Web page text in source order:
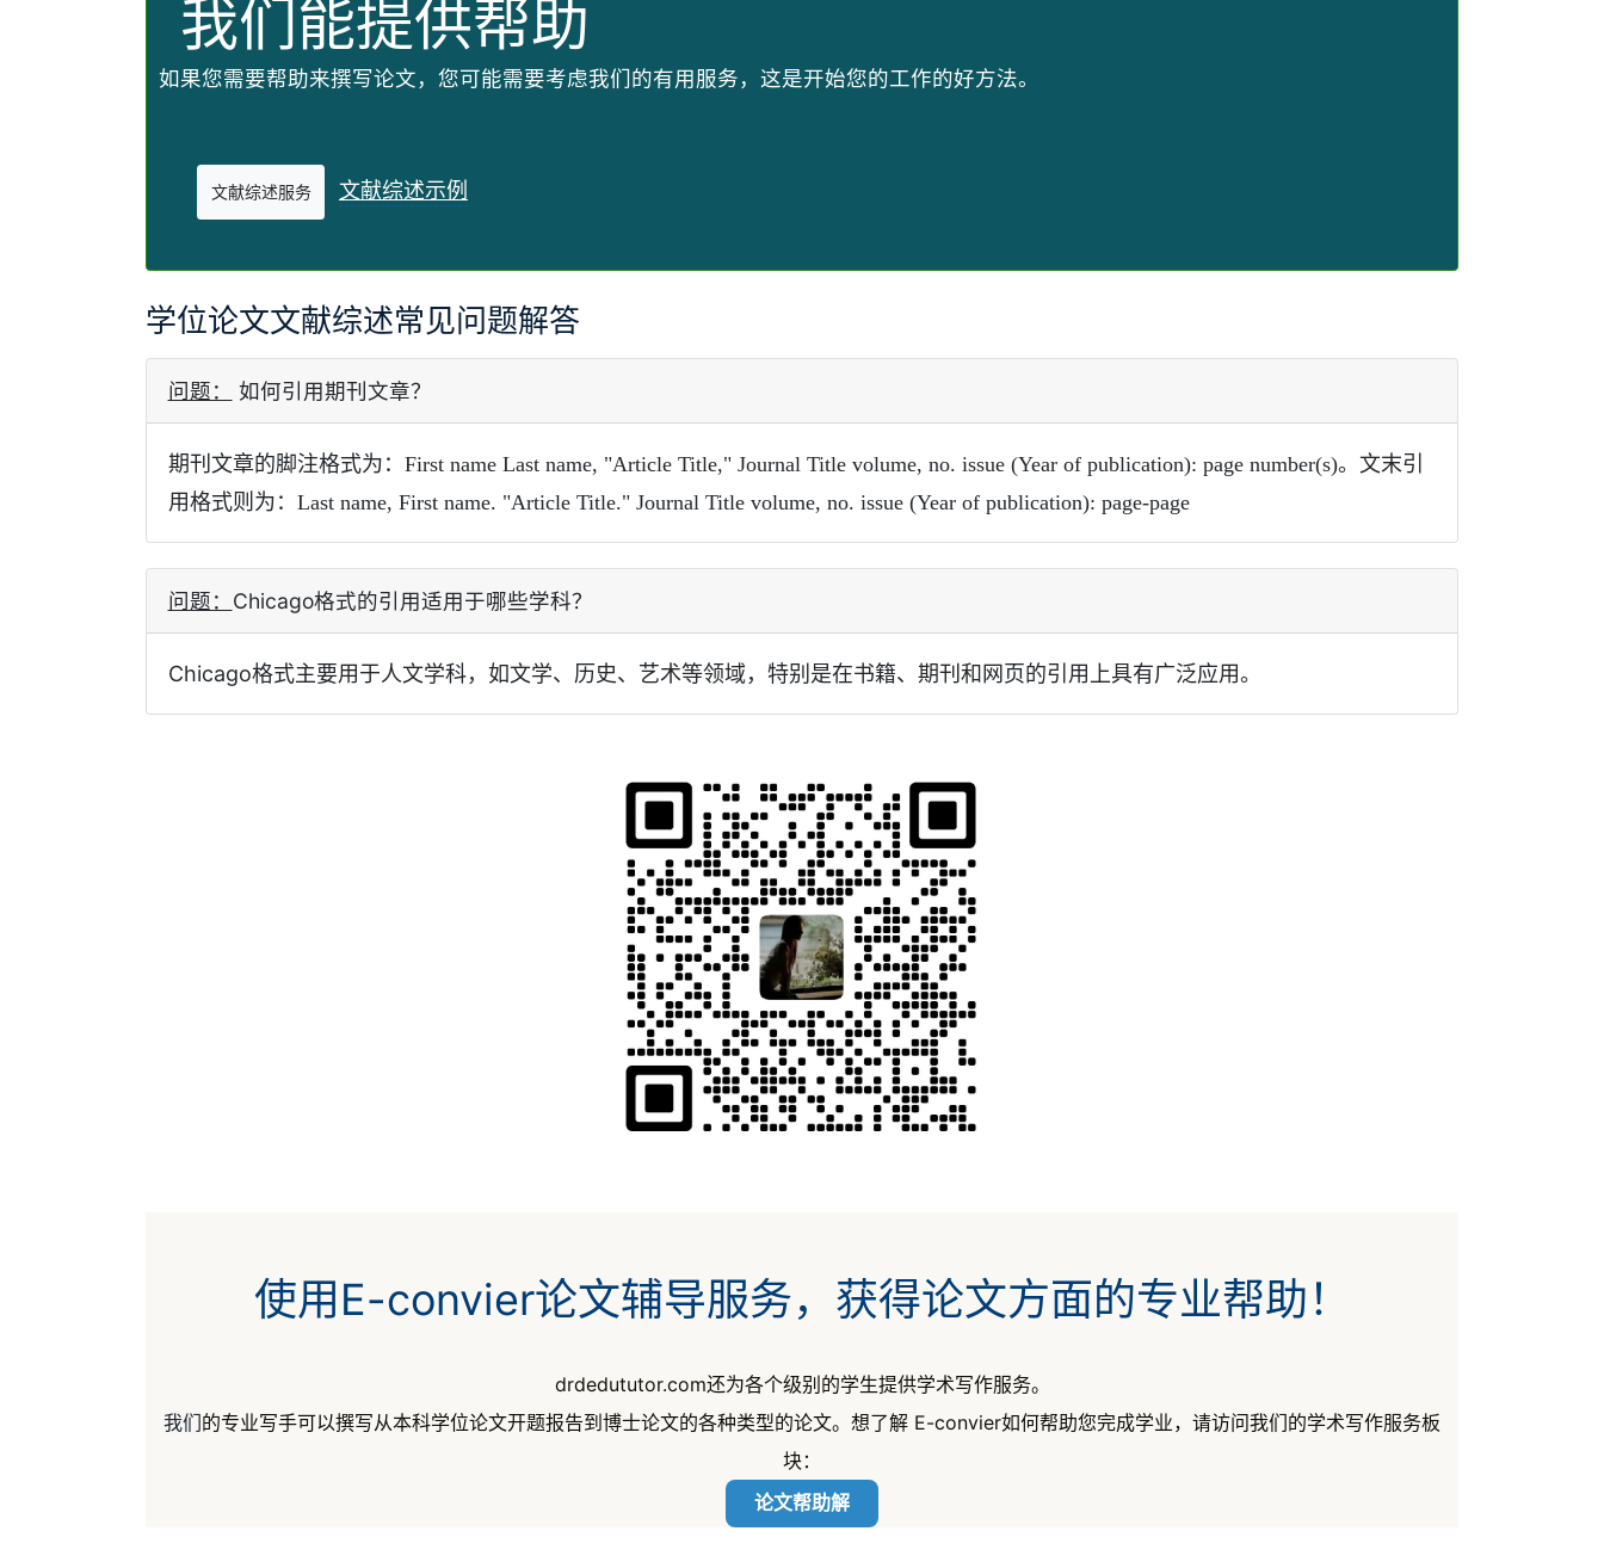
我们能提供帮助
如果您需要帮助来撰写论文，您可能需要考虑我们的有用服务，这是开始您的工作的好方法。
文献综述服务 文献综述示例
学位论文文献综述常见问题解答
问题： 如何引用期刊文章？
期刊文章的脚注格式为：First name Last name, "Article Title," Journal Title volume, no. issue (Year of publication): page number(s)。文末引
用格式则为：Last name, First name. "Article Title." Journal Title volume, no. issue (Year of publication): page-page
问题： Chicago格式的引用适用于哪些学科？
Chicago格式主要用于人文学科，如文学、历史、艺术等领域，特别是在书籍、期刊和网页的引用上具有广泛应用。
使用E-convier论文辅导服务，获得论文方面的专业帮助！
drdedututor.com还为各个级别的学生提供学术写作服务。
我们的专业写手可以撰写从本科学位论文开题报告到博士论文的各种类型的论文。想了解 E-convier如何帮助您完成学业，请访问我们的学术写作服务板
块：
论文帮助解